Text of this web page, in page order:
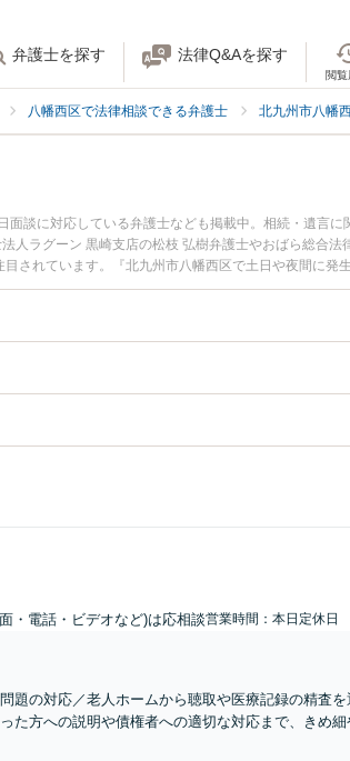
弁護士を探す 法律Q&Aを探す
閲
八幡西区で法律相談できる弁護士 北九州市八幡
談に対応している弁護士なども掲載中。相続・遺言に
人ラグーン 黒崎支店の松枝 弘樹弁護士やおばら総合法
されています。『北九州市八幡西区で土日や夜間に発
たい』『初回相談無料で生前贈与を法律相談できる北
・電話・ビデオなど)は応相談営業時間：本日定休日
題の対応／老人ホームから聴取や医療記録の精査
た方への説明や債権者への適切な対応まで、きめ細